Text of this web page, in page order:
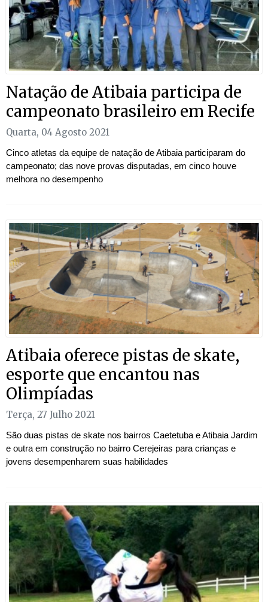
Natação de Atibaia participa de
campeonato brasileiro em Recife
Quarta, 04 Agosto 2021
Cinco atletas da equipe de natação de Atibaia participaram do
campeonato; das nove provas disputadas, em cinco houve
melhora no desempenho
Atibaia oferece pistas de skate,
esporte que encantou nas
Olimpíadas
Terça, 27 Julho 2021
São duas pistas de skate nos bairros Caetetuba e Atibaia Jardim
e outra em construção no bairro Cerejeiras para crianças e
jovens desempenharem suas habilidades